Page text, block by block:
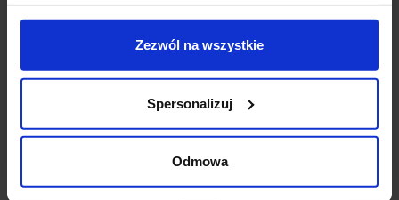
Zezwól na wszystkie
Spersonalizuj
Odmowa
LUCES TIGRE LE41791
złota wisząca 3xG9
LUCES TIGRE LE41792
złota lampa wisząca
998,00 zł